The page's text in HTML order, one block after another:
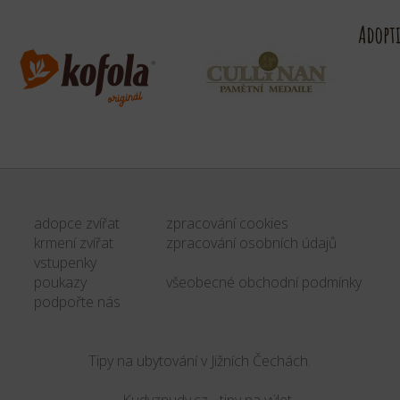
adopce zvířat
krmení zvířat
vstupenky
poukazy
podpořte nás
zpracování cookies
zpracování osobních údajů
všeobecné obchodní podmínky
Tipy na ubytování v Jižních Čechách.